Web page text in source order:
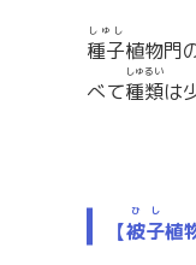
種子
しゅし
植物門
べて種類
しゅるい
は
【被子
ひし
植